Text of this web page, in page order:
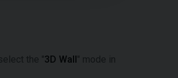
the "3D Wall" mode in